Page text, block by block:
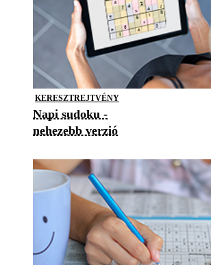
KERESZTREJTVÉNY
Napi sudoku -
nehezebb verzió